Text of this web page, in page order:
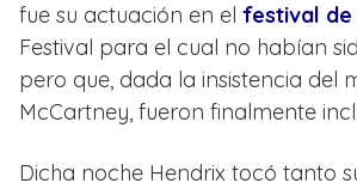
fue su actuación en el festival
Festival para el cual no habían
pero que, dada la insistencia del
McCartney, fueron finalmente
Dicha noche Hendrix tocó tanto